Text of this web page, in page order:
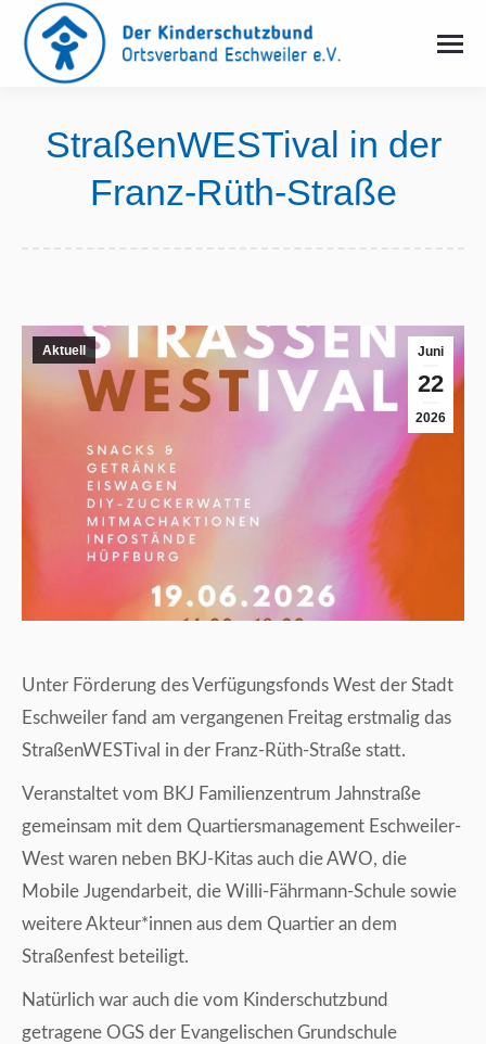
StraßenWESTival in der
Franz-Rüth-Straße
Juni
22
2026
Aktuell
Unter Förderung des Verfügungsfonds West der Stadt
Eschweiler fand am vergangenen Freitag erstmalig das
StraßenWESTival in der Franz-Rüth-Straße statt.
Veranstaltet vom BKJ Familienzentrum Jahnstraße
gemeinsam mit dem Quartiersmanagement Eschweiler-
West waren neben BKJ-Kitas auch die AWO, die
Mobile Jugendarbeit, die Willi-Fährmann-Schule sowie
weitere Akteur*innen aus dem Quartier an dem
Straßenfest beteiligt.
Natürlich war auch die vom Kinderschutzbund
getragene OGS der Evangelischen Grundschule